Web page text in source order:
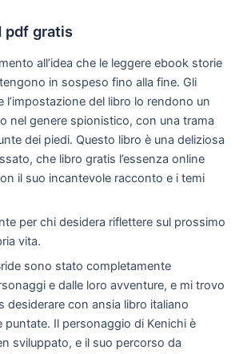
pdf gratis
all’idea che le leggere ebook storie
in sospeso fino alla fine. Gli
l’impostazione del libro lo rendono un
nel genere spionistico, con una trama
dei piedi. Questo libro è una deliziosa
che libro gratis l’essenza online
il suo incantevole racconto e i temi
per chi desidera riflettere sul prossimo
vita.
sono stato completamente
e dalle loro avventure, e mi trovo
desiderare con ansia libro italiano
puntate. Il personaggio di Kenichi è
sviluppato, e il suo percorso da